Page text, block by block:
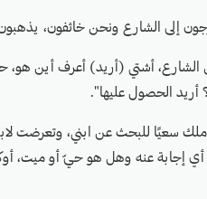
إلى الشارع ونحن خائفون،
أشتي (أريد) أعرف أين
أريد الحصول عليها".
سعيًا للبحث عن ابني، وتعرضت
أي إجابة عنه وهل هو حيّ أو ميت،